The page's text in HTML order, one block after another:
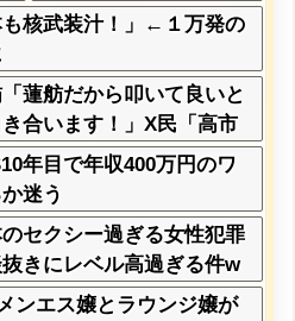
客にお気持ち表明してしまう←
コレどっちが悪いん
核武装汁！」←１万発の
「蓮舫だから叩いて良いと
合います！」X民「高市
いをやってるのがお前だ
w
年目で年収400万円のワ
迷う
のセクシー過ぎる女性犯罪
きにレベル高過ぎる件w
w w
ンエス嬢とラウンジ嬢が